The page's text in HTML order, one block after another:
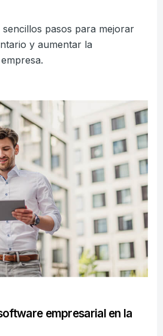
sencillos pasos para mejorar
y aumentar la
empresarial en la